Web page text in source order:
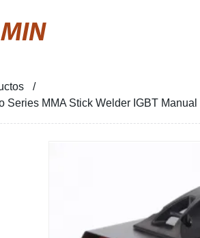
Series MMA Stick Welder IGBT